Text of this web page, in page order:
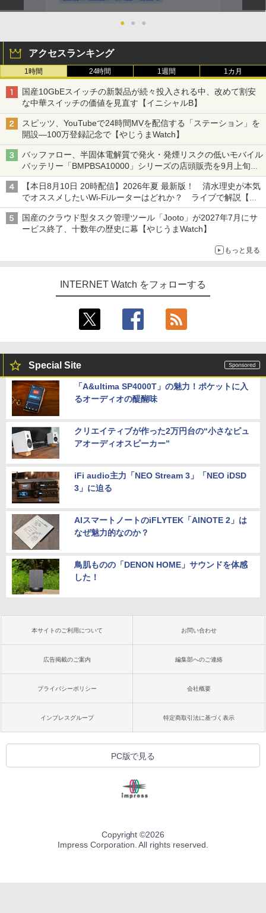
● ● ●
アクセスランキング
1時間 24時間 1週間 1カ月
国産10GbEスイッチの新製品が続々投入される中、改めて割安
な中華スイッチの価値を見直す【イニシャルB】
スピッツ、YouTubeで24時間MVを配信する「ステーション」を
開設―100万登録記念で【やじうまWatch】
バッファロー、半固体電解質で発火・発煙リスクの低いモバイル
バッテリー「BMPBSA10000」シリーズの店頭販売を9月上旬に
開始
【本日8月10日 20時配信】2026年夏 最新版！ 清水理史が本気
でオススメしたいWi-Fiルーターはどれか？ ライブで解説【清
水理史の「イニシャルB」チャンネル】
国産のクラウド型タスク管理ツール「Jooto」が2027年7月にサ
ービス終了、十数年の歴史に幕【やじうまWatch】
もっと見る
INTERNET Watch をフォローする
Special Site
「A&ultima SP4000T」の魅力！ポケットに入
るオーディオの醍醐味
クリエイティブが作った2万円台の“小さなピュ
アオーディオスピーカー”
iFi audio主力「NEO Stream 3」「NEO iDSD
3」に迫る
AIスマートノートのiFLYTEK「AINOTE 2」は
なぜ魅力的なのか？
鳥肌ものの「DENON HOME」サウンドを体感
した！
本サイトのご利用について お問い合わせ
広告掲載のご案内 編集部へのご連絡
プライバシーポリシー 会社概要
インプレスグループ 特定商取引法に基づく表示
PC版で見る
Copyright ©2026
Impress Corporation. All rights reserved.